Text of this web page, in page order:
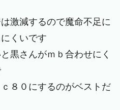
激減するので魔命不足に
くいです
黒さんがｍｂ合わせにく
８０にするのがベストだ